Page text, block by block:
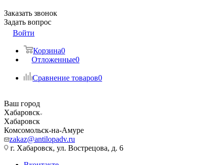
Заказать звонок
Задать вопрос
Войти
Корзина0
Отложенные0
Сравнение товаров0
Ваш город
Хабаровск
Хабаровск
Комсомольск-на-Амуре
zakaz@antilopadv.ru
г. Хабаровск, ул. Вострецова, д. 6